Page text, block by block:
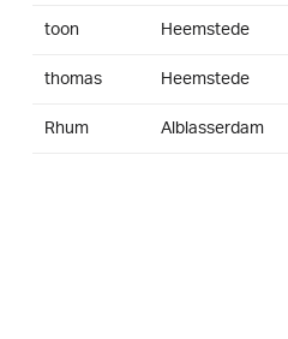
toon Heemstede
thomas Heemstede
Rhum Alblasserdam